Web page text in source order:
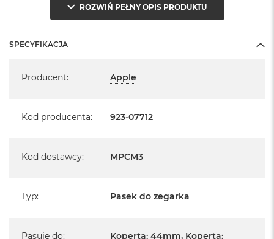
ROZWIŃ PEŁNY OPIS PRODUKTU
SPECYFIKACJA
Producent: Apple
Kod producenta: 923-07712
Kod dostawcy: MPCM3
Typ: Pasek do zegarka
Pasuje do:
Koperta: 44mm, Koperta: